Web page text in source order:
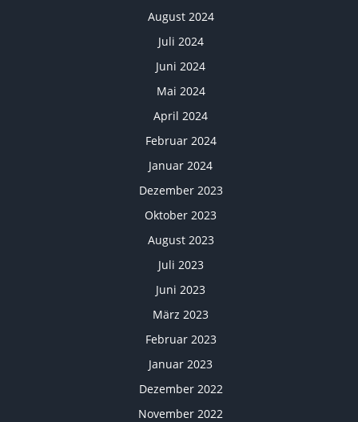
August 2024
Juli 2024
Juni 2024
Mai 2024
April 2024
Februar 2024
Januar 2024
Dezember 2023
Oktober 2023
August 2023
Juli 2023
Juni 2023
März 2023
Februar 2023
Januar 2023
Dezember 2022
November 2022